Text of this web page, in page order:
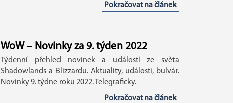
Pokračovat na článek
WoW – Novinky za 9. týden 2022
Týdenní přehled novinek a událostí ze světa
Shadowlands a Blizzardu. Aktuality, události, bulvár.
Novinky 9. týdne roku 2022. Telegraficky.
Pokračovat na článek